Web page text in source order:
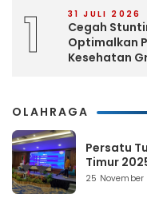
1 31 JULI 2026
Cegah
Optimalkan
Kesehatan
OLAHRAGA
Persatu
Timur
25 November